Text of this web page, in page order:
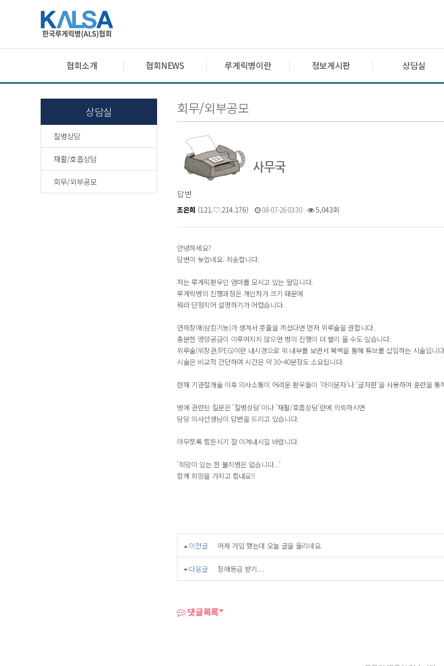
협회소개 협회NEWS 루게릭병이란 정보게시판 상담실
상담실
질병상담
재활/호흡상담
회무/외부공모
회무/외부공모
답변
조은희 (121.♡.214.176) 08-07-26 03:30 5,043회
안녕하세요?
답변이 늦었네요. 죄송합니다.
저는 루게릭환우인 엄마를 모시고 있는 딸입니다.
루게릭병의 진행과정은 개인차가 크기 때문에
뭐라 단정지어 설명하기가 어렵습니다.
연하장애(삼킴기능)가 생겨서 콧줄을 끼셨다면 먼저 위루술을 권합니다.
충분한 영양공급이 이루어지지 않으면 병의 진행이 더 빨리 올 수도 있습니다.
위루술(위장관/PEG)이란 내시경으로 위 내부를 보면서 복벽을 통해 튜브를 삽입하는 시술입니
시술은 비교적 간단하며 시간은 약 30~40분정도 소요됩니다.
현재 기관절개술 이후 의사소통이 어려운 환우들이 '아이문자'나 '글자판'을 사용하여 훈련을 통
병에 관련된 질문은 '질병상담'이나 '재활/호흡상담'란에 의뢰하시면
담당 의사선생님이 답변을 드리고 있습니다.
아무쪼록 힘든시기 잘 이겨내시길 바랍니다.
'희망이 있는 한 불치병은 없습니다...'
함께 희망을 가지고 힘내요!!
이전글 어제 가입 했는데 오늘 글을 올리네요.
다음글 장애등급 받기....
댓글목록